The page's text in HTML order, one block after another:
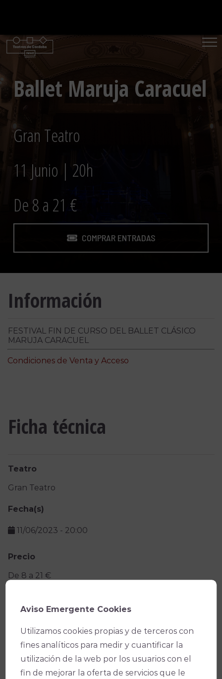
contenido
Ballet Maruja Caracuel
Gran Teatro
11 Junio | 20h
De 8 a 21 €
COMPRAR ENTRADAS
Información
FESTIVAL FIN DE CURSO DEL BALLET CLÁSICO
MARUJA CARACUEL
Condiciones de Venta y Acceso
Ficha técnica
Teatro
Gran Teatro
Fecha(s)
11/06/2023 - 20:00
Precio
De 8 a 21 €
Facebook
X WhatsApp
Email
Copy
Link
Aviso Emergente Cookies
Utilizamos cookies propias y de terceros con
fines analíticos para medir y cuantificar la
utilización de la web por los usuarios con el
fin de mejorar la oferta de servicios que le